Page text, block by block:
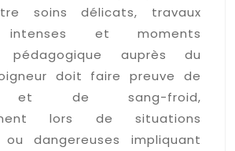
soins délicats, travaux
intenses et moments
pédagogique auprès du
doit faire preuve de
et de sang-froid,
lors de situations
dangereuses impliquant